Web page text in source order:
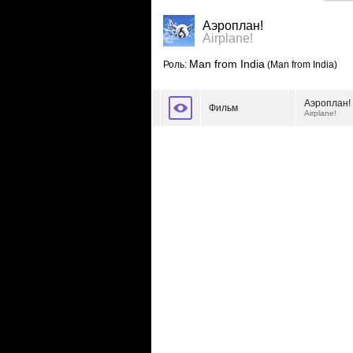
Аэроплан!
Airplane!
Роль: Man from India (Man from India)
Фильм Аэроплан!
Airplane!